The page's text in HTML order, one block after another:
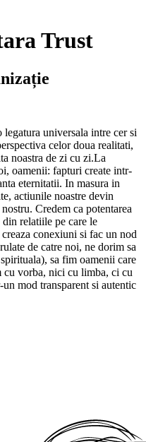
Trust
universala intre cer si
celor doua realitati,
noastra de zi cu zi.La
oamenii: fapturi create intr-
eternitatii. In masura in
actiunile noastre devin
Credem ca potentarea
relatiile pe care le
conexiuni si fac un nod
de catre noi, ne dorim sa
sa fim oamenii care
cu vorba, nici cu limba, ci cu
mod transparent si autentic